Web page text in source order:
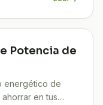
Potencia de
energético de
en tus